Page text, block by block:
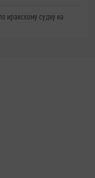
иранскому судну на